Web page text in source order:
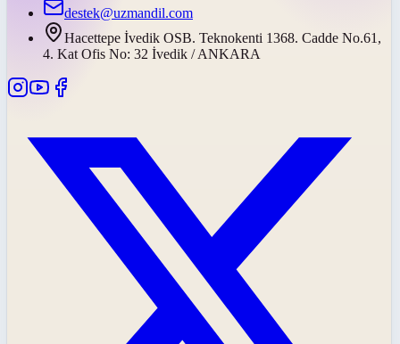
destek@uzmandil.com
Hacettepe İvedik OSB. Teknokenti 1368. Cadde No.61,
4. Kat Ofis No: 32 İvedik / ANKARA